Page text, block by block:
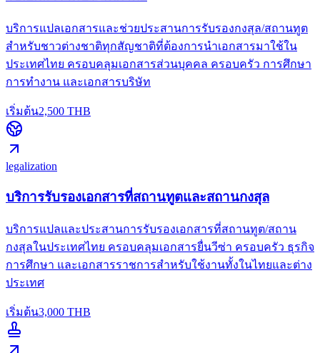
บริการแปลเอกสารและช่วยประสานการรับรองกงสุล/สถานทูต
สำหรับชาวต่างชาติทุกสัญชาติที่ต้องการนำเอกสารมาใช้ใน
ประเทศไทย ครอบคลุมเอกสารส่วนบุคคล ครอบครัว การศึกษา
การทำงาน และเอกสารบริษัท
เริ่มต้น2,500 THB
legalization
บริการรับรองเอกสารที่สถานทูตและสถานกงสุล
บริการแปลและประสานการรับรองเอกสารที่สถานทูต/สถาน
กงสุลในประเทศไทย ครอบคลุมเอกสารยื่นวีซ่า ครอบครัว ธุรกิจ
การศึกษา และเอกสารราชการสำหรับใช้งานทั้งในไทยและต่าง
ประเทศ
เริ่มต้น3,000 THB